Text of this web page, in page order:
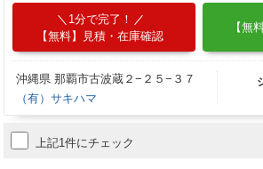
1分で完了！
【無料】見積・在庫確認
【無
沖縄県 那覇市古波蔵２−２５−３７
（有）サキハマ
上記1件にチェック